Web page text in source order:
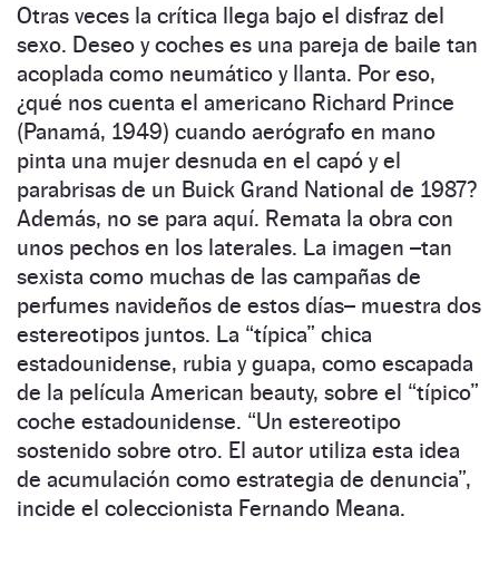
Otras veces la crítica llega bajo el disfraz del
sexo. Deseo y coches es una pareja de baile tan
acoplada como neumático y llanta. Por eso,
¿qué nos cuenta el americano Richard Prince
(Panamá, 1949) cuando aerógrafo en mano
pinta una mujer desnuda en el capó y el
parabrisas de un Buick Grand National de 1987?
Además, no se para aquí. Remata la obra con
unos pechos en los laterales. La imagen –tan
sexista como muchas de las campañas de
perfumes navideños de estos días– muestra dos
estereotipos juntos. La “típica” chica
estadounidense, rubia y guapa, como escapada
de la película American beauty, sobre el “típico”
coche estadounidense. “Un estereotipo
sostenido sobre otro. El autor utiliza esta idea
de acumulación como estrategia de denuncia”,
incide el coleccionista Fernando Meana.